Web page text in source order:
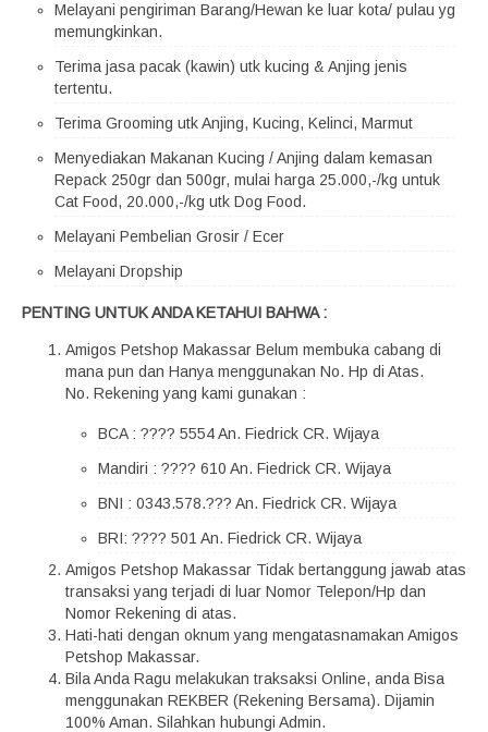
Melayani pengiriman Barang/Hewan ke luar kota/ pulau yg
memungkinkan.
Terima jasa pacak (kawin) utk kucing & Anjing jenis
tertentu.
Terima Grooming utk Anjing, Kucing, Kelinci, Marmut
Menyediakan Makanan Kucing / Anjing dalam kemasan
Repack 250gr dan 500gr, mulai harga 25.000,-/kg untuk
Cat Food, 20.000,-/kg utk Dog Food.
Melayani Pembelian Grosir / Ecer
Melayani Dropship
PENTING UNTUK ANDA KETAHUI BAHWA :
Amigos Petshop Makassar Belum membuka cabang di
mana pun dan Hanya menggunakan No. Hp di Atas.
No. Rekening yang kami gunakan :
BCA : ???? 5554 An. Fiedrick CR. Wijaya
Mandiri : ???? 610 An. Fiedrick CR. Wijaya
BNI : 0343.578.??? An. Fiedrick CR. Wijaya
BRI: ???? 501 An. Fiedrick CR. Wijaya
Amigos Petshop Makassar Tidak bertanggung jawab atas
transaksi yang terjadi di luar Nomor Telepon/Hp dan
Nomor Rekening di atas.
Hati-hati dengan oknum yang mengatasnamakan Amigos
Petshop Makassar.
Bila Anda Ragu melakukan traksaksi Online, anda Bisa
menggunakan REKBER (Rekening Bersama). Dijamin
100% Aman. Silahkan hubungi Admin.